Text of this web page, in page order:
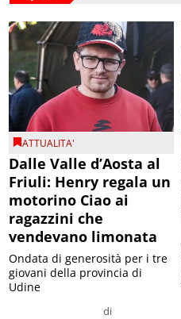
ATTUALITA'
Dalle Valle d’Aosta al
Friuli: Henry regala un
motorino Ciao ai
ragazzini che
vendevano limonata
di
Ondata di generosità per i tre
giovani della provincia di
Udine